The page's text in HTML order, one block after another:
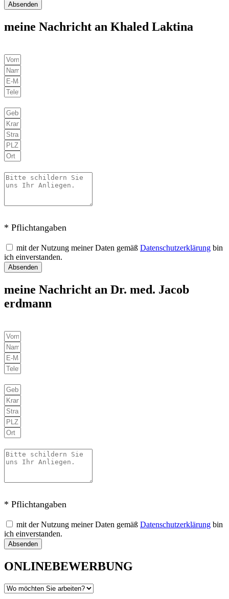
Absenden
meine Nachricht an Khaled Laktina
* Pflichtangaben
mit der Nutzung meiner Daten gemäß Datenschutzerklärung bin
ich einverstanden.
Absenden
meine Nachricht an Dr. med. Jacob
erdmann
* Pflichtangaben
mit der Nutzung meiner Daten gemäß Datenschutzerklärung bin
ich einverstanden.
Absenden
ONLINEBEWERBUNG